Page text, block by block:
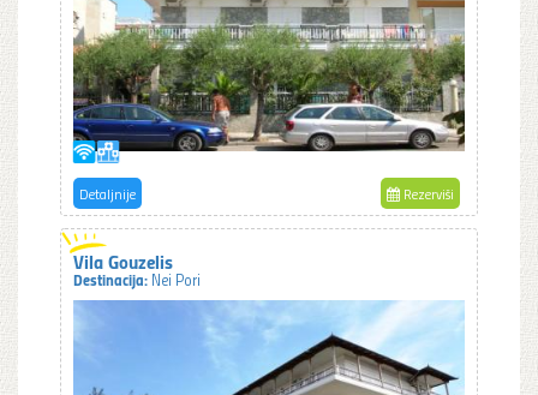
Detaljnije Rezerviši
Vila Gouzelis
Destinacija: Nei Pori